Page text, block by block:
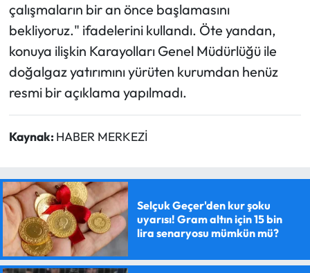
çalışmaların bir an önce başlamasını
bekliyoruz." ifadelerini kullandı. Öte yandan,
konuya ilişkin Karayolları Genel Müdürlüğü ile
doğalgaz yatırımını yürüten kurumdan henüz
resmi bir açıklama yapılmadı.
Kaynak: HABER MERKEZİ
Selçuk Geçer'den kur şoku
uyarısı! Gram altın için 15 bin
lira senaryosu mümkün mü?